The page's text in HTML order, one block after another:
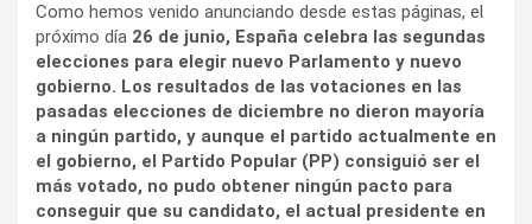
Como hemos venido anunciando desde estas páginas, el
próximo día 26 de junio, España celebra las segundas
elecciones para elegir nuevo Parlamento y nuevo
gobierno. Los resultados de las votaciones en las
pasadas elecciones de diciembre no dieron mayoría
a ningún partido, y aunque el partido actualmente en
el gobierno, el Partido Popular (PP) consiguió ser el
más votado, no pudo obtener ningún pacto para
conseguir que su candidato, el actual presidente en